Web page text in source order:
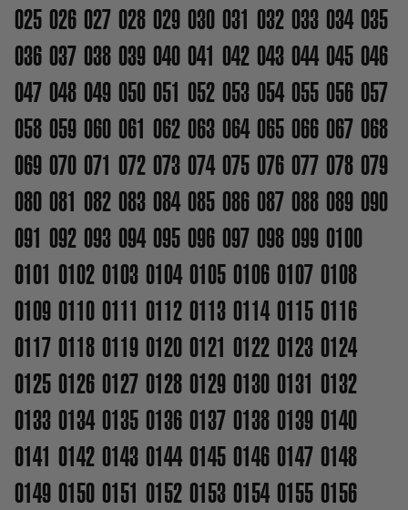
025 026 027 028 029 030 031 032 033 034 035
036 037 038 039 040 041 042 043 044 045 046
047 048 049 050 051 052 053 054 055 056 057
058 059 060 061 062 063 064 065 066 067 068
069 070 071 072 073 074 075 076 077 078 079
080 081 082 083 084 085 086 087 088 089 090
091 092 093 094 095 096 097 098 099 0100
0101 0102 0103 0104 0105 0106 0107 0108
0109 0110 0111 0112 0113 0114 0115 0116
0117 0118 0119 0120 0121 0122 0123 0124
0125 0126 0127 0128 0129 0130 0131 0132
0133 0134 0135 0136 0137 0138 0139 0140
0141 0142 0143 0144 0145 0146 0147 0148
0149 0150 0151 0152 0153 0154 0155 0156